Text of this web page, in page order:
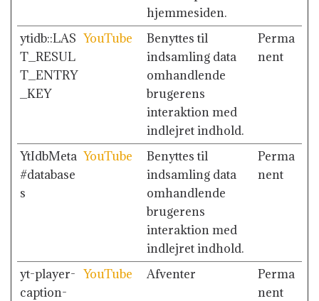
hjemmesiden.
ytidb::LAS
T_RESUL
T_ENTRY
_KEY
YouTube
Benyttes til
indsamling data
omhandlende
brugerens
interaktion med
indlejret indhold.
Perma
nent
YtIdbMeta
#database
s
YouTube
Benyttes til
indsamling data
omhandlende
brugerens
interaktion med
indlejret indhold.
Perma
nent
yt-player-
caption-
YouTube Afventer
Perma
nent